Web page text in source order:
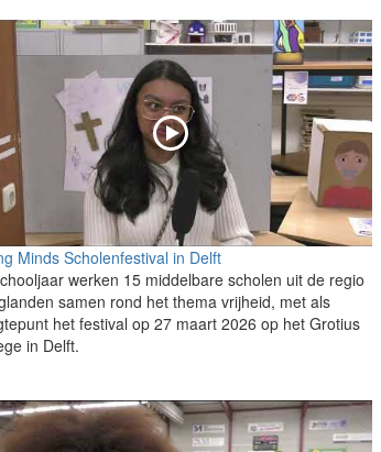
Minds Scholenfestival in Delft
werken 15 middelbare scholen uit de regio
samen rond het thema vrijheid, met als
het festival op 27 maart 2026 op het Grotius
in Delft.